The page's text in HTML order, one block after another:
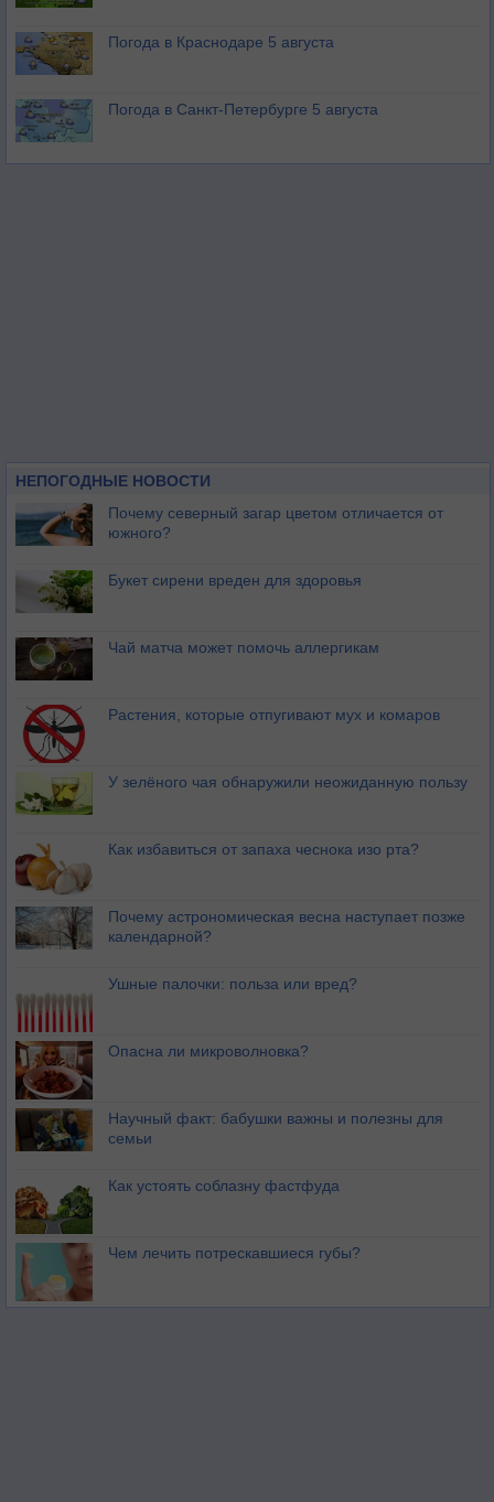
Погода в Краснодаре 5 августа
Погода в Санкт-Петербурге 5 августа
НЕПОГОДНЫЕ НОВОСТИ
Почему северный загар цветом отличается от
южного?
Букет сирени вреден для здоровья
Чай матча может помочь аллергикам
Растения, которые отпугивают мух и комаров
У зелёного чая обнаружили неожиданную пользу
Как избавиться от запаха чеснока изо рта?
Почему астрономическая весна наступает позже
календарной?
Ушные палочки: польза или вред?
Опасна ли микроволновка?
Научный факт: бабушки важны и полезны для
семьи
Как устоять соблазну фастфуда
Чем лечить потрескавшиеся губы?